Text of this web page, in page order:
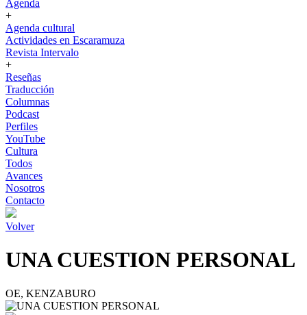
Agenda
+
Agenda cultural
Actividades en Escaramuza
Revista Intervalo
+
Reseñas
Traducción
Columnas
Podcast
Perfiles
YouTube
Cultura
Todos
Avances
Nosotros
Contacto
Volver
UNA CUESTION PERSONAL
OE, KENZABURO